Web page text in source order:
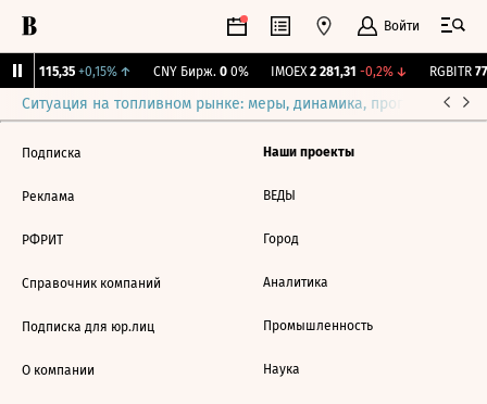
Войти
115,35 +0,15%↑ CNY Бирж. 0 0% IMOEX 2 281,31 -0,2%↓ RGBITR
Ситуация на топливном рынке: меры, динамика, прогнозы
Подписка
Реклама
РФРИТ
Справочник компаний
Подписка для юр.лиц
О компании
Наши проекты
ВЕДЫ
Город
Аналитика
Промышленность
Наука